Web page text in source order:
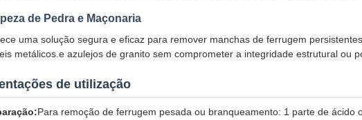
de Pedra e Maçonaria
uma solução segura e eficaz para remover manchas de ferrugem
metálicos.e azulejos de granito sem comprometer a integridade estrutural ou
de utilização
Para remoção de ferrugem pesada ou branqueamento: 1 parte de ácido